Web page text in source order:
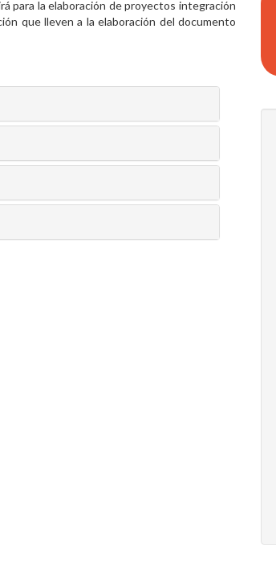
para la elaboración de proyectos integración
que lleven a la elaboración del documento